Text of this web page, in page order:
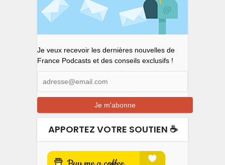
Je veux recevoir les dernières nouvelles de
France Podcasts et des conseils exclusifs !
APPORTEZ VOTRE SOUTIEN ☕️